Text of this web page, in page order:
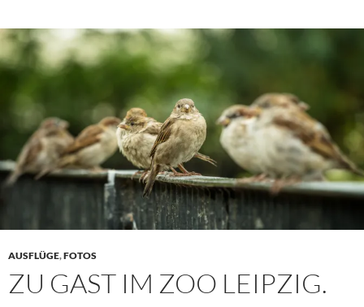
AUSFLÜGE,FOTOS
ZU GAST IM ZOO LEIPZIG.